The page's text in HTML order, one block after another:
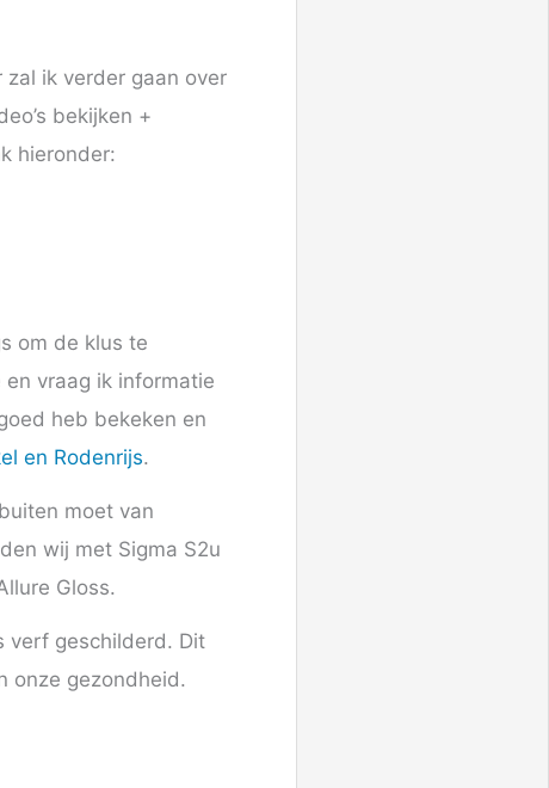
ik verder gaan over
bekijken +
hieronder:
om de klus te
vraag ik informatie
heb bekeken en
en Rodenrijs.
moet van
wij met Sigma S2u
Gloss.
verf geschilderd. Dit
onze gezondheid.